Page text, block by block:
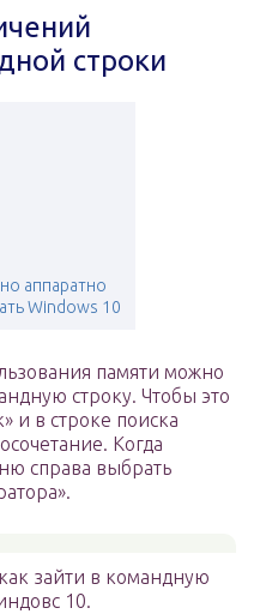
строки
аппаратно
Windows 10
памяти можно
строку. Чтобы это
и в строке поиска
Когда
справа выбрать
зайти в командную
10.